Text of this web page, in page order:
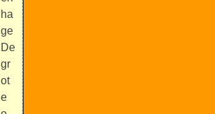
ha
ge
De
gr
ot
e